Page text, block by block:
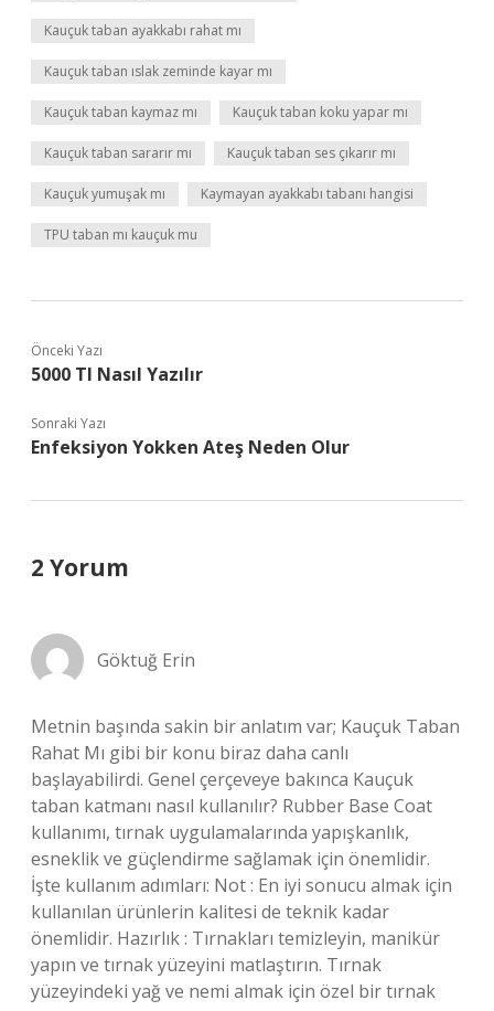
Kauçuk taban ayakkabı rahat mı
Kauçuk taban ıslak zeminde kayar mı
Kauçuk taban kaymaz mı Kauçuk taban koku yapar mı
Kauçuk taban sararır mı Kauçuk taban ses çıkarır mı
Kauçuk yumuşak mı Kaymayan ayakkabı tabanı hangisi
TPU taban mı kauçuk mu
Önceki Yazı
5000 Tl Nasıl Yazılır
Sonraki Yazı
Enfeksiyon Yokken Ateş Neden Olur
2 Yorum
Göktuğ Erin
Metnin başında sakin bir anlatım var; Kauçuk Taban
Rahat Mı gibi bir konu biraz daha canlı
başlayabilirdi. Genel çerçeveye bakınca Kauçuk
taban katmanı nasıl kullanılır? Rubber Base Coat
kullanımı, tırnak uygulamalarında yapışkanlık,
esneklik ve güçlendirme sağlamak için önemlidir.
İşte kullanım adımları: Not : En iyi sonucu almak için
kullanılan ürünlerin kalitesi de teknik kadar
önemlidir. Hazırlık : Tırnakları temizleyin, manikür
yapın ve tırnak yüzeyini matlaştırın. Tırnak
yüzeyindeki yağ ve nemi almak için özel bir tırnak